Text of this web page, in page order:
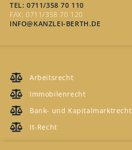
TEL: 0711/358 70 110
FAX: 0711/358 70 120
INFO@KANZLEI-BERTH.DE
Arbeitsrecht
Immobilenrecht
Bank- und Kapitalmarktrecht
It-Recht